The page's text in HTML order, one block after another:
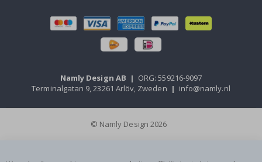
Namly Design AB | ORG: 559216-9097
Terminalgatan 9, 23261 Arlöv, Zweden | info@namly.nl
© Namly Design 2026